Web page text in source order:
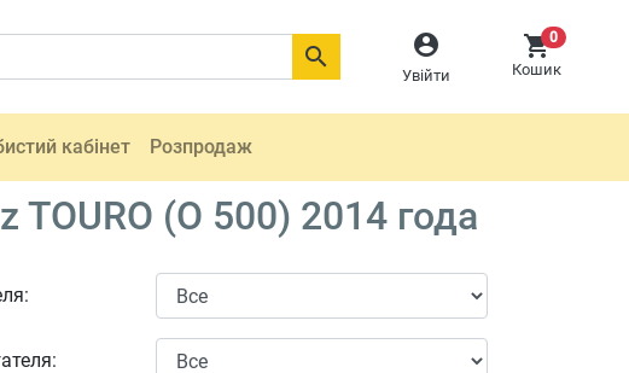

Увійти
0
Кошик

кабінет Розпродаж
(O 500) 2014 года